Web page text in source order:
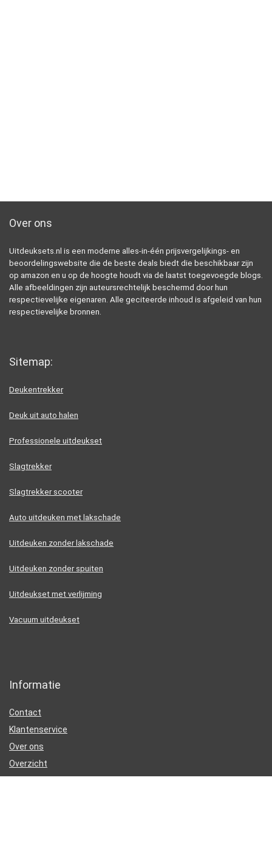
Over ons
Uitdeuksets.nl is een moderne alles-in-één prijsvergelijkings- en
beoordelingswebsite die de beste deals biedt die beschikbaar zijn
op amazon en u op de hoogte houdt via de laatst toegevoegde blogs.
Alle afbeeldingen zijn auteursrechtelijk beschermd door hun
respectievelijke eigenaren. Alle geciteerde inhoud is afgeleid van hun
respectievelijke bronnen.
Sitemap:
Deukentrekker
Deuk uit auto halen
Professionele uitdeukset
Slagtrekker
Slagtrekker scooter
Auto uitdeuken met lakschade
Uitdeuken zonder lakschade
Uitdeuken zonder spuiten
Uitdeukset met verlijming
Vacuum uitdeukset
Informatie
Contact
Klantenservice
Over ons
Overzicht